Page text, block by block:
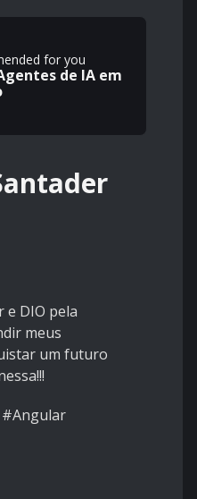
for you
de IA em
e DIO pela
meus
um futuro
#Angular